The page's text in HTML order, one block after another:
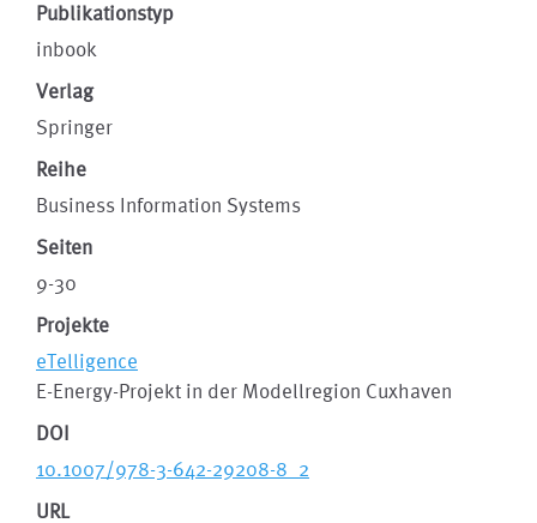
Publikationstyp
inbook
Verlag
Springer
Reihe
Business Information Systems
Seiten
9-30
Projekte
eTelligence
E-Energy-Projekt in der Modellregion Cuxhaven
DOI
10.1007/978-3-642-29208-8_2
URL